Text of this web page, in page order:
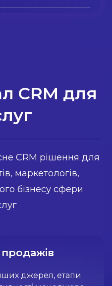
CRM для
CRM рішення для
маркетологів,
бізнесу сфери
джерел, етапи